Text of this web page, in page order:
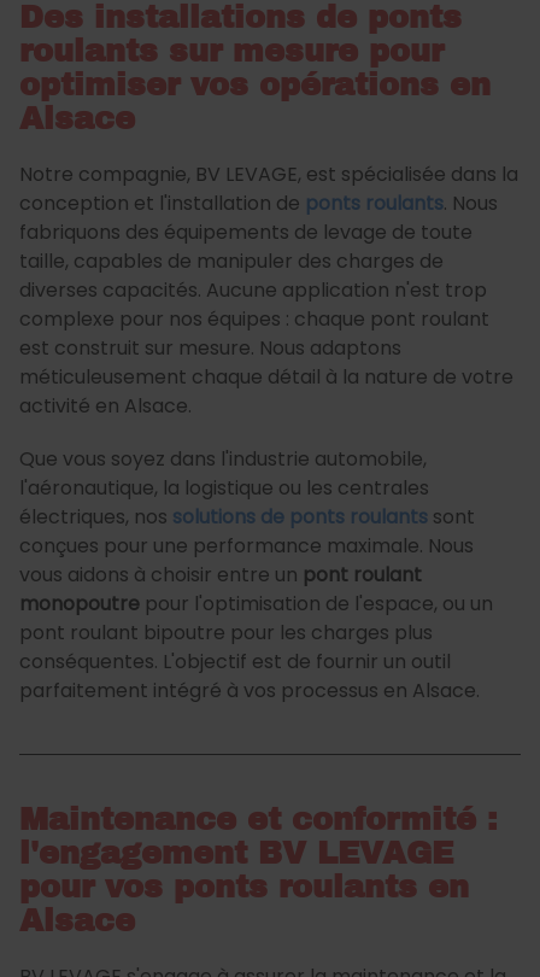
Des installations de ponts
roulants sur mesure pour
optimiser vos opérations en
Alsace
Notre compagnie, BV LEVAGE, est spécialisée dans la
conception et l'installation de ponts roulants. Nous
fabriquons des équipements de levage de toute
taille, capables de manipuler des charges de
diverses capacités. Aucune application n'est trop
complexe pour nos équipes : chaque pont roulant
est construit sur mesure. Nous adaptons
méticuleusement chaque détail à la nature de votre
activité en Alsace.
Que vous soyez dans l'industrie automobile,
l'aéronautique, la logistique ou les centrales
électriques, nos solutions de ponts roulants sont
conçues pour une performance maximale. Nous
vous aidons à choisir entre un pont roulant
monopoutre pour l'optimisation de l'espace, ou un
pont roulant bipoutre pour les charges plus
conséquentes. L'objectif est de fournir un outil
parfaitement intégré à vos processus en Alsace.
Maintenance et conformité :
l'engagement BV LEVAGE
pour vos ponts roulants en
Alsace